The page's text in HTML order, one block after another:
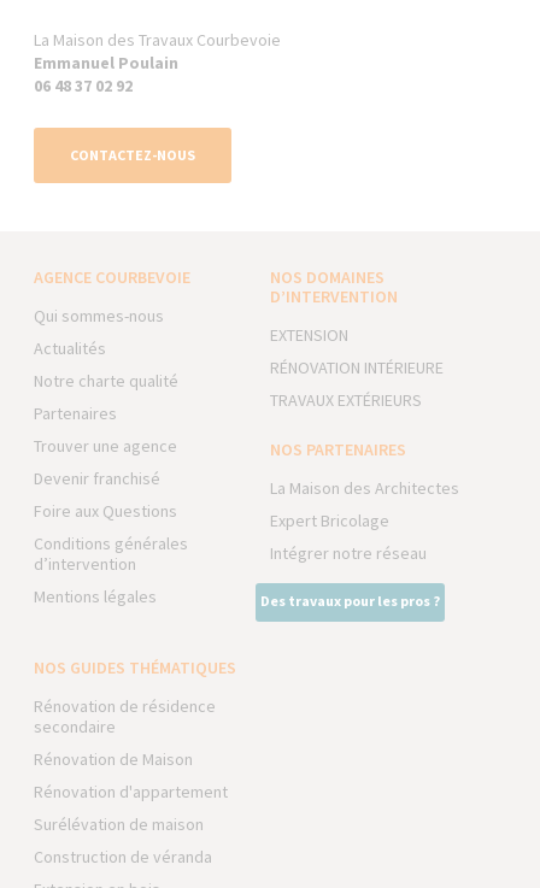
La Maison des Travaux Courbevoie
Emmanuel Poulain
06 48 37 02 92
CONTACTEZ-NOUS
AGENCE COURBEVOIE
Qui sommes-nous
Actualités
Notre charte qualité
Partenaires
Trouver une agence
Devenir franchisé
Foire aux Questions
Conditions générales
d’intervention
Mentions légales
NOS DOMAINES
D’INTERVENTION
EXTENSION
RÉNOVATION INTÉRIEURE
TRAVAUX EXTÉRIEURS
NOS PARTENAIRES
La Maison des Architectes
Expert Bricolage
Intégrer notre réseau
Des travaux pour les pros ?
NOS GUIDES THÉMATIQUES
Rénovation de résidence
secondaire
Rénovation de Maison
Rénovation d'appartement
Surélévation de maison
Construction de véranda